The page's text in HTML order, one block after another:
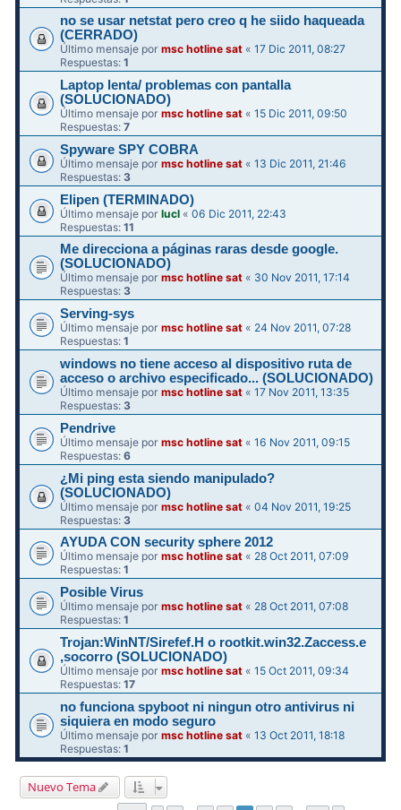
no se usar netstat pero creo q he siido haqueada
(CERRADO)
Último mensaje pormsc hotline sat «17 Dic 2011, 08:27
Respuestas:1
Laptop lenta/ problemas con pantalla
(SOLUCIONADO)
Último mensaje pormsc hotline sat «15 Dic 2011, 09:50
Respuestas:7
Spyware SPY COBRA
Último mensaje pormsc hotline sat «13 Dic 2011, 21:46
Respuestas: 3
Elipen (TERMINADO)
Último mensaje porlucl «06 Dic 2011, 22:43
Respuestas:11
Me direcciona a páginas raras desde google.
(SOLUCIONADO)
Último mensaje pormsc hotline sat « 30 Nov 2011, 17:14
Respuestas: 3
Serving-sys
Último mensaje pormsc hotline sat « 24 Nov 2011, 07:28
Respuestas:1
windows no tiene acceso al dispositivo ruta de
acceso o archivo especificado... (SOLUCIONADO)
Último mensaje pormsc hotline sat «17 Nov 2011, 13:35
Respuestas: 3
Pendrive
Último mensaje pormsc hotline sat «16 Nov 2011, 09:15
Respuestas:6
¿Mi ping esta siendo manipulado?
(SOLUCIONADO)
Último mensaje pormsc hotline sat «04 Nov 2011, 19:25
Respuestas: 3
AYUDA CON security sphere 2012
Último mensaje pormsc hotline sat « 28 Oct 2011, 07:09
Respuestas:1
Posible Virus
Último mensaje pormsc hotline sat « 28 Oct 2011, 07:08
Respuestas:1
Trojan:WinNT/Sirefef.H o rootkit.win32.Zaccess.e
,socorro (SOLUCIONADO)
Último mensaje pormsc hotline sat «15 Oct 2011, 09:34
Respuestas:17
no funciona spyboot ni ningun otro antivirus ni
siquiera en modo seguro
Último mensaje pormsc hotline sat «13 Oct 2011, 18:18
Respuestas:1
Nuevo Tema